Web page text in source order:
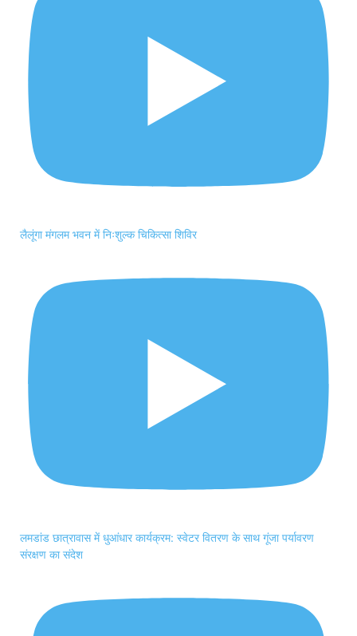
लैलूंगा मंगलम भवन में निःशुल्क चिकित्सा शिविर
लमडांड छात्रावास में धुआंधार कार्यक्रम: स्वेटर वितरण के साथ गूंजा पर्यावरण
संरक्षण का संदेश